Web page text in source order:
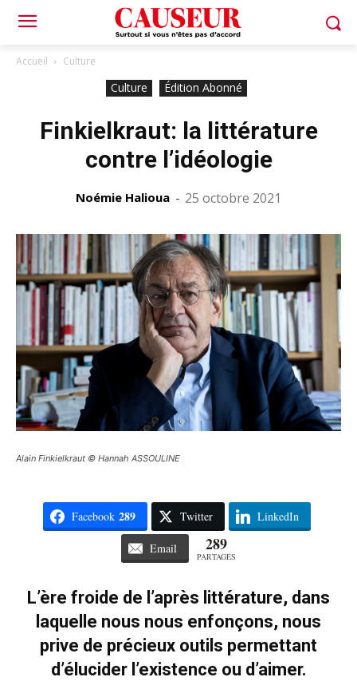
Accueil Culture
Culture Édition Abonné
Finkielkraut: la littérature
contre l’idéologie
Noémie Halioua - 25 octobre 2021
Alain Finkielkraut © Hannah ASSOULINE
Facebook 289 Twitter LinkedIn
Email 289
PARTAGES
L’ère froide de l’après littérature, dans
laquelle nous nous enfonçons, nous
prive de précieux outils permettant
d’élucider l’existence ou d’aimer.